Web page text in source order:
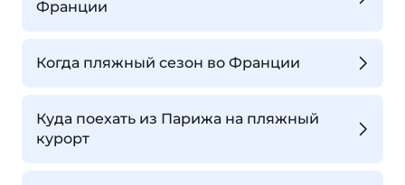
Франции
Когда пляжный сезон во Франции
Куда поехать из Парижа на пляжный
курорт